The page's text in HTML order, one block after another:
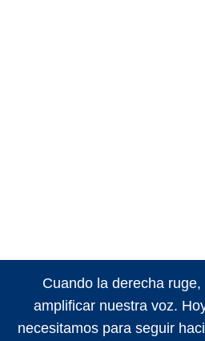
Cuando la derecha
amplificar nuestra voz.
necesitamos para seguir